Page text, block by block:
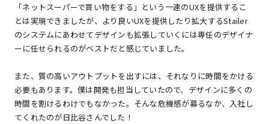
「ネットスーパーで買い物をする」という一連のUXを提供するこ
とは実現できましたが、より良いUXを提供したり拡大するStailer
のシステムにあわせてデザインも拡張していくには専任のデザイナ
ーに任せられるのがベストだと感じていました。
また、質の高いアウトプットを出すには、それなりに時間をかける
必要もあります。僕は開発も担当していたので、デザインに多くの
時間を割けるわけでもなかった。そんな危機感が募るなか、入社し
てくれたのが日比谷さんでした！